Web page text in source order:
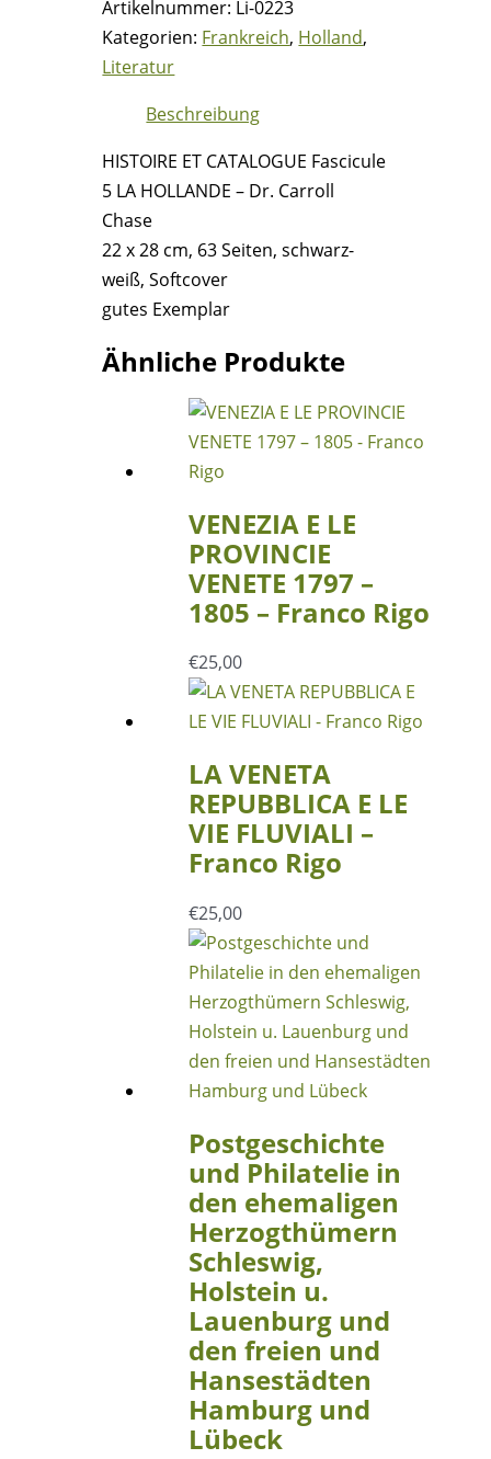
Fascicule
5
LA
HOLLANDE
Dr.
Carroll
Chase
Menge
Artikelnummer: Li-0223
Kategorien: Frankreich, Holland,
Literatur
Beschreibung
HISTOIRE ET CATALOGUE Fascicule
5 LA HOLLANDE – Dr. Carroll
Chase
22 x 28 cm, 63 Seiten, schwarz-
weiß, Softcover
gutes Exemplar
Ähnliche Produkte
VENEZIA E LE
PROVINCIE
VENETE 1797 –
1805 – Franco Rigo
€25,00
LA VENETA
REPUBBLICA E LE
VIE FLUVIALI –
Franco Rigo
€25,00
Postgeschichte
und Philatelie in
den ehemaligen
Herzogthümern
Schleswig,
Holstein u.
Lauenburg und
den freien und
Hansestädten
Hamburg und
Lübeck